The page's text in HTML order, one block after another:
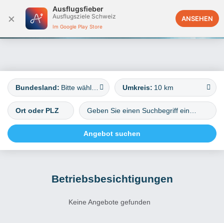
×
Ausflugsfieber
Ausflugsziele Schweiz
Im Google Play Store
ANSEHEN
Deutschland
Bundesland: Umkreis: 10 km
Betriebsbesichtigungen
Keine Angebote gefunden